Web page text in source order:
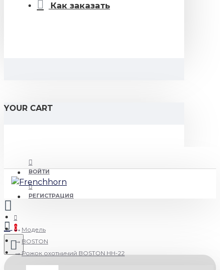
Как заказать
YOUR CART
ВОЙТИ
РЕГИСТРАЦИЯ
0
Модель
BOSTON
Рожок охотничий BOSTON HH-22